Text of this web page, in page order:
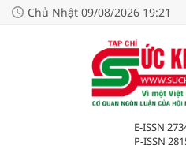
Chủ Nhật 09/08/2026 19:21
E-ISSN
P-ISSN